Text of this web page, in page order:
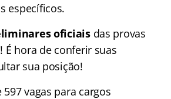
específicos.
oficiaisdas provas
É hora de conferir suas
sua posição!
vagas para cargos